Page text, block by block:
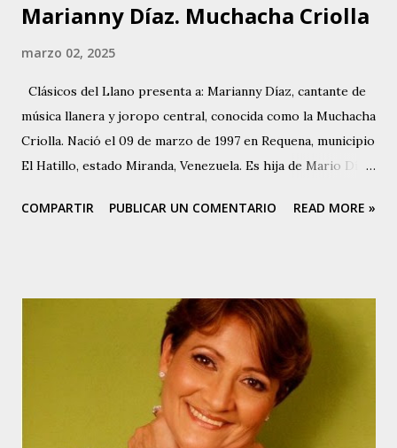
Marianny Díaz. Muchacha Criolla
marzo 02, 2025
Clásicos del Llano presenta a: Marianny Díaz, cantante de
música llanera y joropo central, conocida como la Muchacha
Criolla. Nació el 09 de marzo de 1997 en Requena, municipio
El Hatillo, estado Miranda, Venezuela. Es hija de Mario Díaz
central, conocido como El Poeta de Requena. Marianny
Marianny tiene varios éxitos en su carrera como cantante
en el ámbito de la música llanera. Entre ellos se puede
contar, Nuestra Casita, Cuéntame, No Vayas A Despedirte,
Ni Un Ruego Más y Muchacho Criollo, original de la
compositora colombiana Mercedes Díaz. Esta última pieza
es la que le da origen a su nombre artístico: Muchacha
COMPARTIR PUBLICAR UN COMENTARIO READ MORE »